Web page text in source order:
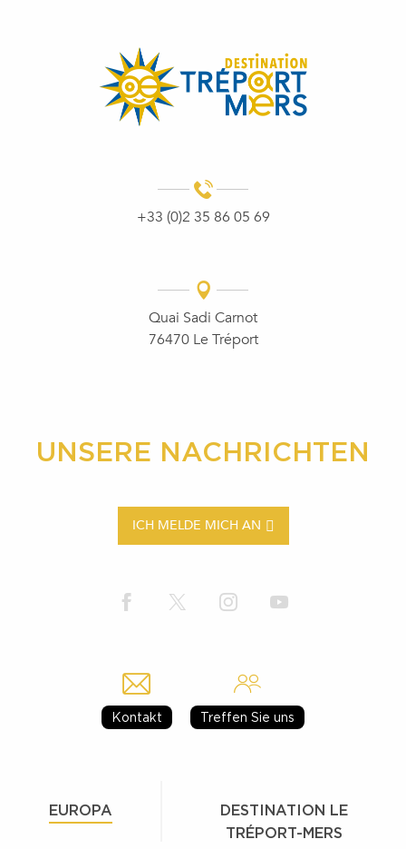
+33 (0)2 35 86 05 69
Quai Sadi Carnot
76470 Le Tréport
UNSERE NACHRICHTEN
ICH MELDE MICH AN
Kontakt Treffen Sie uns
EUROPA
DESTINATION LE
TRÉPORT-MERS